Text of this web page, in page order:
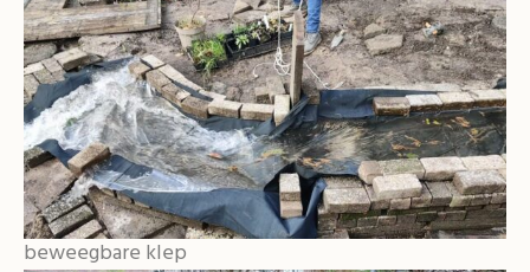
beweegbare klep